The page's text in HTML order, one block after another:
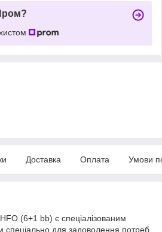
Доставка Оплата Умови
(6+1 bb) є спеціалізованим
спеціально для задоволення потреб